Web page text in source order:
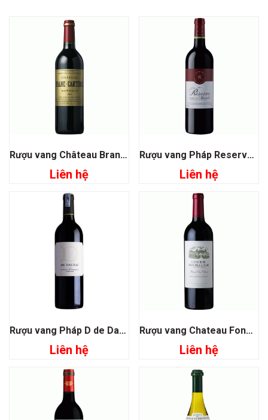
Rượu vang Château Brane Cantenac Grand Cru Classe 1855
Liên hệ
Rượu vang Pháp Reserve Pauillac Speciale
Liên hệ
Rượu vang Pháp D de Dauzac
Liên hệ
Rượu vang Chateau Fonplegade Grand Cru Classe
Liên hệ